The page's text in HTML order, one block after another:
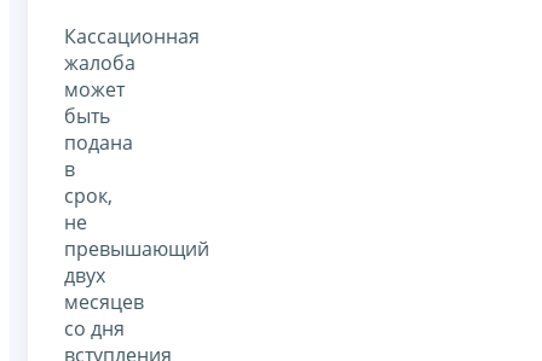
Кассационная
жалоба
может
быть
подана
в
срок,
не
превышающий
двух
месяцев
со дня
вступления